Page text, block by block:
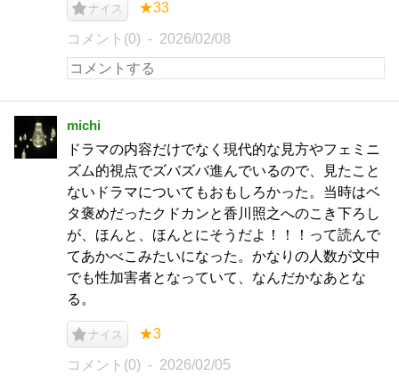
ナイス ★33
コメント(0) 2026/02/08
michi
ドラマの内容だけでなく現代的な見方やフェミニ
ズム的視点でズバズバ進んでいるので、見たこと
ないドラマについてもおもしろかった。当時はベ
タ褒めだったクドカンと香川照之へのこき下ろし
が、ほんと、ほんとにそうだよ！！！って読んで
てあかべこみたいになった。かなりの人数が文中
でも性加害者となっていて、なんだかなあとな
る。
ナイス ★3
コメント(0) 2026/02/05